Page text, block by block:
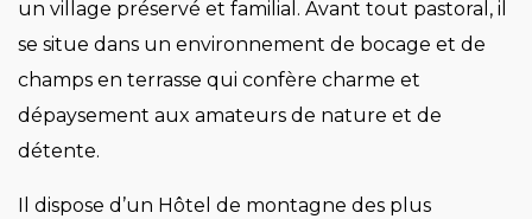
un village préservé et familial. Avant tout pastoral, il
se situe dans un environnement de bocage et de
champs en terrasse qui confère charme et
dépaysement aux amateurs de nature et de
détente.
Il dispose d’un Hôtel de montagne des plus